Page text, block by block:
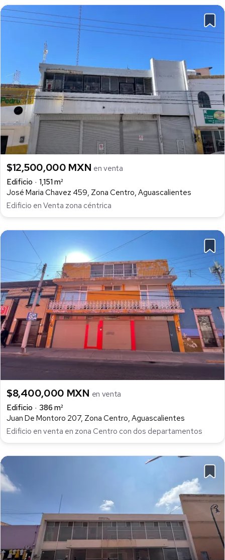
$12,500,000 MXN en venta
Edificio
1,151 m²
José Maria Chavez 459, Zona Centro, Aguascalientes
Edificio en Venta zona céntrica
$8,400,000 MXN en venta
Edificio
386 m²
Juan De Montoro 207, Zona Centro, Aguascalientes
Edificio en venta en zona Centro con dos departamentos